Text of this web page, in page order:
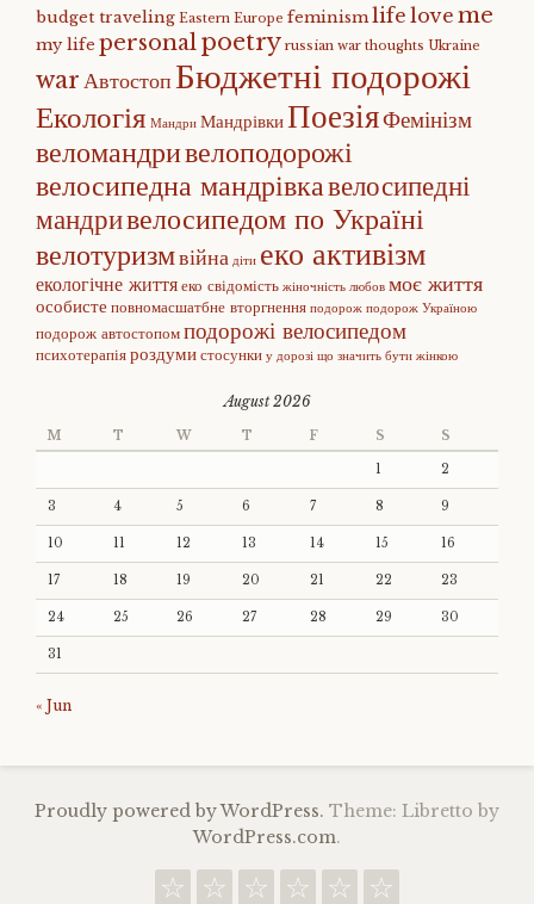
budget traveling Eastern Europe feminismlife love me
my life personalpoetry russian war thoughts Ukraine
warАвтостопБюджетні подорожі
Екологія Мандри МандрівкиПоезіяФемінізм
веломандривелоподорожі
велосипедна мандрівкавелосипедні
мандривелосипедом по Україні
велотуризмвійна діти еко активізм
екологічне життяеко свідомість жіночність любов моє життя
особисте повномасшатбне вторгнення подорож подорож Україною
подорож автостопомподорожі велосипедом
психотерапіяроздумистосунки у дорозі що значить бути жінкою
August 2026
M T W T F S S
1 2
3 4 5 6 7 8 9
10 11 12 13 14 15 16
17 18 19 20 21 22 23
24 25 26 27 28 29 30
31
« Jun
Proudly powered by WordPress. Theme: Libretto by
WordPress.com.